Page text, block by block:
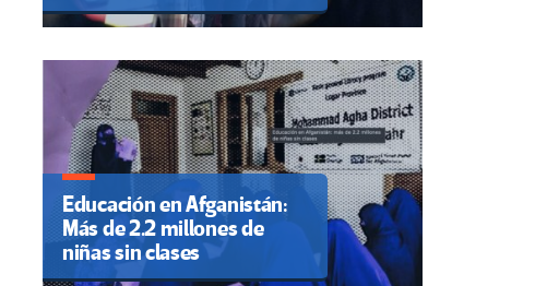
Educación en Afganistán:
Más de 2.2 millones de
niñas sin clases